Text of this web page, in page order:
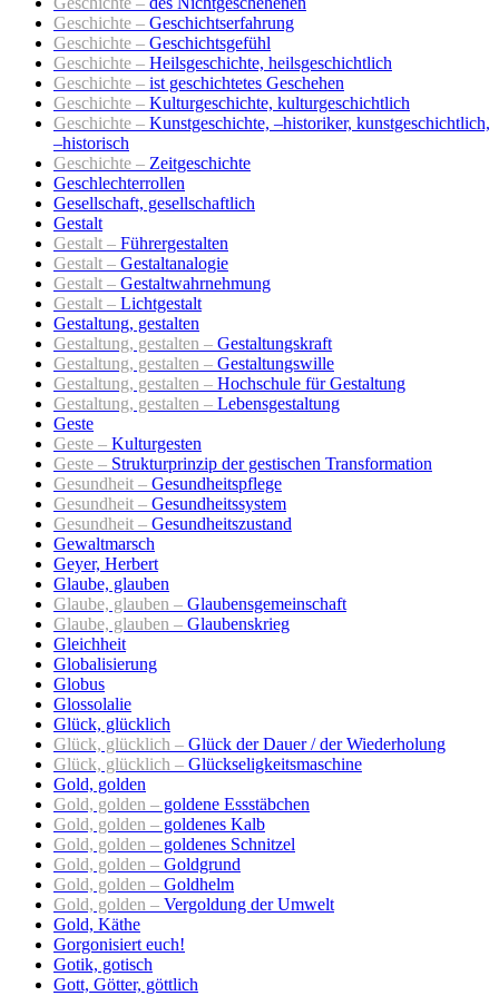
Geschichte – Geschichtserfahrung
Geschichte – Geschichtsgefühl
Geschichte – Heilsgeschichte, heilsgeschichtlich
Geschichte – ist geschichtetes Geschehen
Geschichte – Kulturgeschichte, kulturgeschichtlich
Geschichte – Kunstgeschichte, –historiker, kunstgeschichtlich,
–historisch
Geschichte – Zeitgeschichte
Geschlechterrollen
Gesellschaft, gesellschaftlich
Gestalt
Gestalt – Führergestalten
Gestalt – Gestaltanalogie
Gestalt – Gestaltwahrnehmung
Gestalt – Lichtgestalt
Gestaltung, gestalten
Gestaltung, gestalten – Gestaltungskraft
Gestaltung, gestalten – Gestaltungswille
Gestaltung, gestalten – Hochschule für Gestaltung
Gestaltung, gestalten – Lebensgestaltung
Geste
Geste – Kulturgesten
Geste – Strukturprinzip der gestischen Transformation
Gesundheit – Gesundheitspflege
Gesundheit – Gesundheitssystem
Gesundheit – Gesundheitszustand
Gewaltmarsch
Geyer, Herbert
Glaube, glauben
Glaube, glauben – Glaubensgemeinschaft
Glaube, glauben – Glaubenskrieg
Gleichheit
Globalisierung
Globus
Glossolalie
Glück, glücklich
Glück, glücklich – Glück der Dauer / der Wiederholung
Glück, glücklich – Glückseligkeitsmaschine
Gold, golden
Gold, golden – goldene Essstäbchen
Gold, golden – goldenes Kalb
Gold, golden – goldenes Schnitzel
Gold, golden – Goldgrund
Gold, golden – Goldhelm
Gold, golden – Vergoldung der Umwelt
Gold, Käthe
Gorgonisiert euch!
Gotik, gotisch
Gott, Götter, göttlich